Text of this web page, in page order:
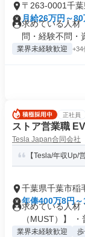
〒263-0001千
月給26万円～80
求めている人材
問・経験不問・
業界未経験歓迎 +34
正社員
ストア営業職
Tesla Japan合同会社
【Tesla/年収Up/
千葉県千葉市稲
年俸400万8円
求めている人材
（MUST）】 ・
業界未経験歓迎